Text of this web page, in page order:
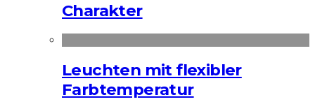
Charakter
Leuchten mit flexibler
Farbtemperatur